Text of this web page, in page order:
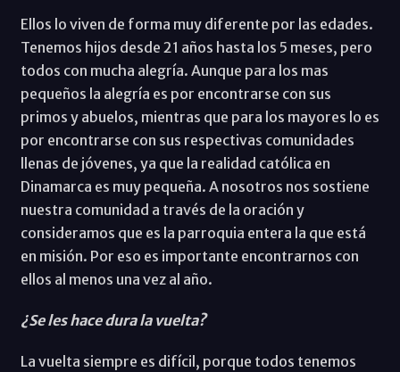
Ellos lo viven de forma muy diferente por las edades.
Tenemos hijos desde 21 años hasta los 5 meses, pero
todos con mucha alegría. Aunque para los mas
pequeños la alegría es por encontrarse con sus
primos y abuelos, mientras que para los mayores lo es
por encontrarse con sus respectivas comunidades
llenas de jóvenes, ya que la realidad católica en
Dinamarca es muy pequeña. A nosotros nos sostiene
nuestra comunidad a través de la oración y
consideramos que es la parroquia entera la que está
en misión. Por eso es importante encontrarnos con
ellos al menos una vez al año.
¿Se les hace dura la vuelta?
La vuelta siempre es difícil, porque todos tenemos